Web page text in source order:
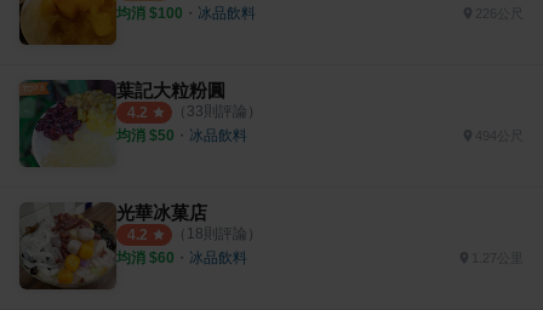
均消 $100 ・ 冰品飲料
葉記大粒粉圓
4.2 （ 33則評論）
均消 $50 ・ 冰品飲料 494公尺
光華冰菓店
4.2 （ 18則評論）
均消 $60 ・ 冰品飲料